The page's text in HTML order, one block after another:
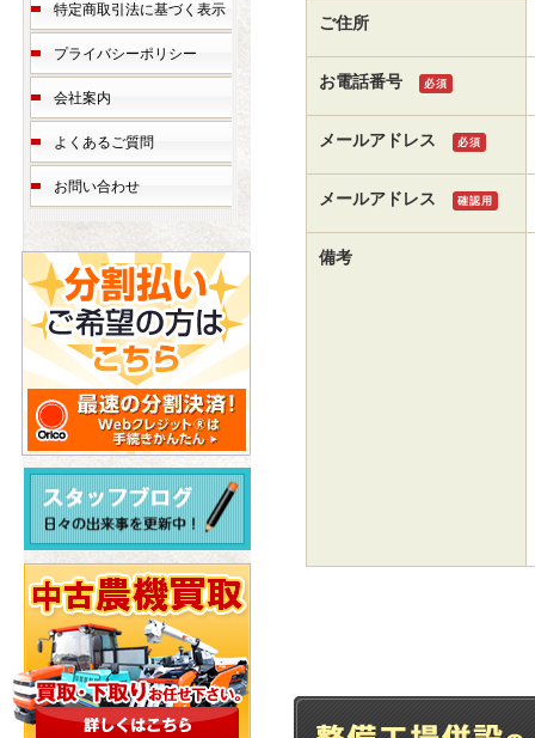
ご住所
お電話番号 必須
メールアドレス 必須
メールアドレス 確認用
備考
特定商取引法に基づく表示
プライバシーポリシー
会社案内
よくあるご質問
お問い合わせ